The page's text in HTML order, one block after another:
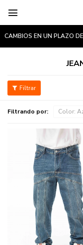

EN UN PLAZO DE
Filtrando por: Color: